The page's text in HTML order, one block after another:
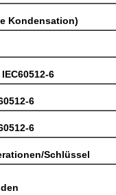
Kondensation)
6
6
6
Schlüssel